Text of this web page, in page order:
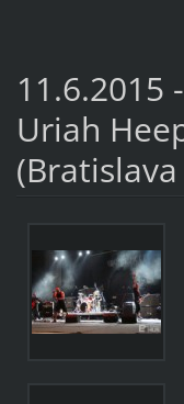
11.6.2015
Uriah